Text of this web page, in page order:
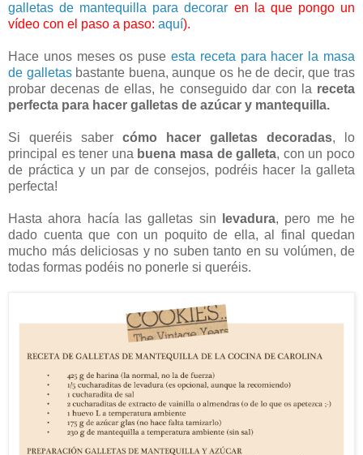
galletas de mantequilla para decorar en la que pongo un
vídeo con el paso a paso: aquí).
Hace unos meses os puse esta receta para hacer la masa
de galletasbastante buena, aunque os he de decir, que tras
probar decenas de ellas, he conseguido dar con la receta
perfecta para hacer galletas de azúcar y mantequilla.
Si queréis saber cómo hacer galletas decoradas, lo
principal es tener una buena masa de galleta, con un poco
de práctica y un par de consejos, podréis hacer la galleta
perfecta!
Hasta ahora hacía las galletas sin levadura, pero me he
dado cuenta que con un poquito de ella, al final quedan
mucho más deliciosas y no suben tanto en su volúmen, de
todas formas podéis no ponerle si queréis.